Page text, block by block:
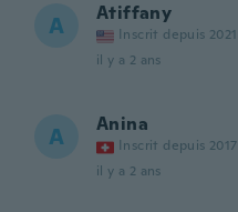
A Atiffany
Inscrit depuis 2021
il y a 2 ans
A Anina
Inscrit depuis 2017
il y a 2 ans